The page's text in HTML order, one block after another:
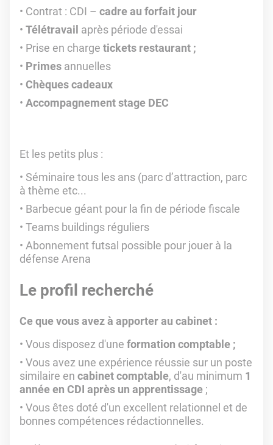
Contrat : CDI – cadre au forfait jour
Télétravail après période d'essai
Prise en charge tickets restaurant ;
Primes annuelles
Chèques cadeaux
Accompagnement stage DEC
Et les petits plus :
Séminaire tous les ans (parc d’attraction, parc
à thème etc...
Barbecue géant pour la fin de période fiscale
Teams buildings réguliers
Abonnement futsal possible pour jouer à la
défense Arena
Le profil recherché
Ce que vous avez à apporter au cabinet :
Vous disposez d'une formation comptable ;
Vous avez une expérience réussie sur un poste
similaire en cabinet comptable, d'au minimum 1
année en CDI après un apprentissage ;
Vous êtes doté d'un excellent relationnel et de
bonnes compétences rédactionnelles.